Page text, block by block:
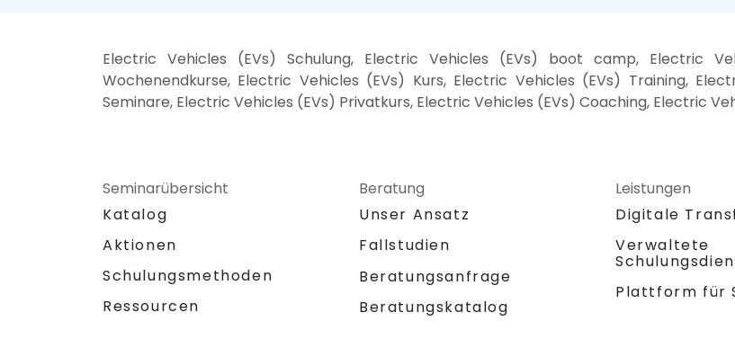
Electric Vehicles (EVs) Schulung, Electric Vehicles (EVs) boot camp, Electric
Wochenendkurse, Electric Vehicles (EVs) Kurs, Electric Vehicles (EVs) Training,
Seminare, Electric Vehicles (EVs) Privatkurs, Electric Vehicles (EVs) Coaching, Electric
Seminarübersicht
Katalog
Aktionen
Schulungsmethoden
Ressourcen
Beratung
Unser Ansatz
Fallstudien
Beratungsanfrage
Beratungskatalog
Leistungen
Digitale
Verwaltete
Plattform für